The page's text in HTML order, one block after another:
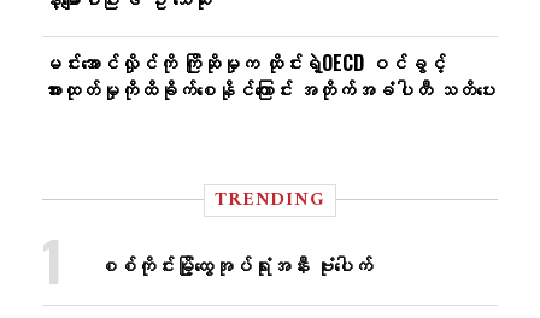
မင်းအောင်လှိုင်ကို ကြိုဆိုမှုက ထိုင်းရဲ့OECD ဝင်ခွင့်
အားထုတ်မှုကိုထိခိုက်စေနိုင်ကြောင်း အတိုက်အခံပါတီ သတိပေး
TRENDING
စစ်ကိုင်းမြို့ထွေအုပ်ရုံးအနီး ဗုံးပေါက်